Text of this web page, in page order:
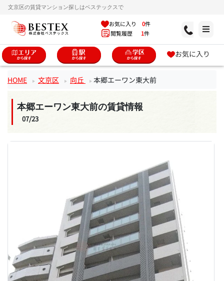
文京区の賃貸マンション探しはベステックスで
お気に入り 0件
閲覧履歴 1件
お気に入り
HOME 文京区 向丘 本郷エーワン東大前
本郷エーワン東大前の賃貸情報
07/23